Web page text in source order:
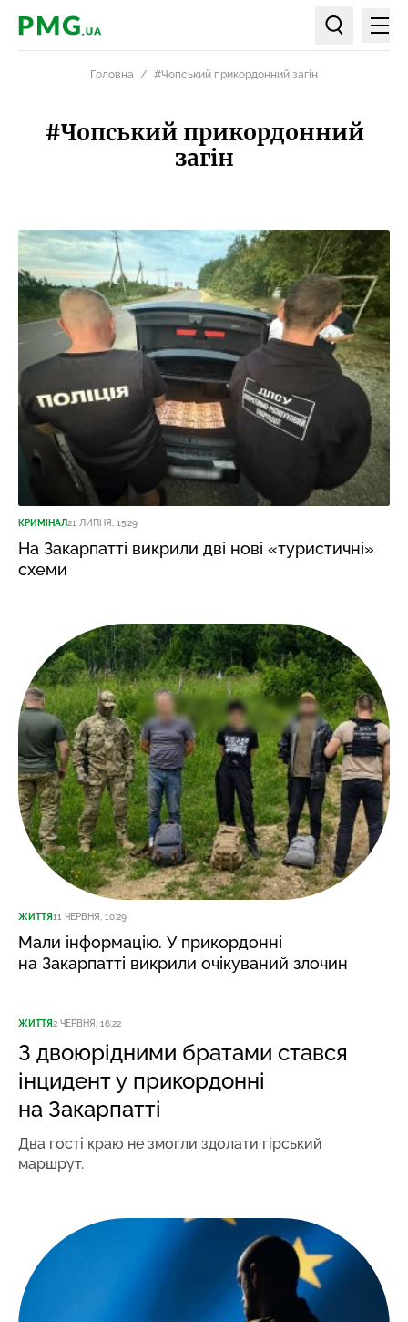
PMG.ua
Пошук по
Головна #Чопський прикордонний загін
#Чопський прикордонний
загін
КРИМІНАЛ21 ЛИПНЯ, 15:29
На Закарпатті викрили дві нові «туристичні»
схеми
ЖИТТЯ11 ЧЕРВНЯ, 10:29
Мали інформацію. У прикордонні
на Закарпатті викрили очікуваний злочин
ЖИТТЯ2 ЧЕРВНЯ, 16:22
З двоюрідними братами стався
інцидент у прикордонні
на Закарпатті
Два гості краю не змогли здолати гірський
маршрут.